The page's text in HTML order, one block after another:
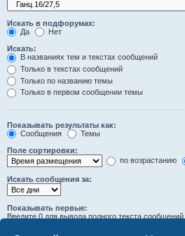
Искать в подфорумах:
Да
Нет
Искать:
В названиях тем и текстах сообщений
Только в текстах сообщений
Только по названию темы
Только в первом сообщении темы
Показывать результаты как:
Сообщения
Темы
Поле сортировки:
по возрастанию
Искать сообщения за:
Показывать первые:
Введите 0 для вывода полного текста сообщений.